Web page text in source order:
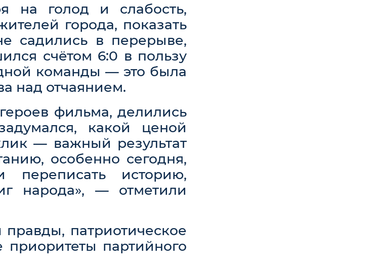
на голод и слабость,
города, показать
садились в перерыве,
счётом 6:0 в пользу
команды — это была
над отчаянием.
фильма, делились
какой ценой
— важный результат
особенно сегодня,
переписать историю,
народа», — отметили
патриотическое
партийного